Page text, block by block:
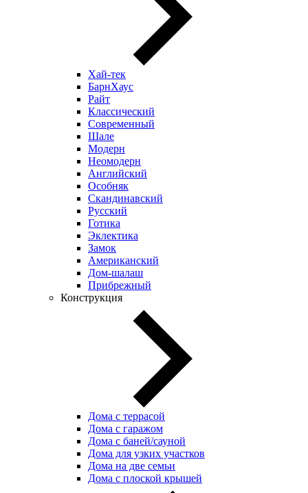
Хай-тек
БарнХаус
Райт
Классический
Современный
Шале
Модерн
Неомодерн
Английский
Особняк
Скандинавский
Русский
Готика
Эклектика
Замок
Американский
Дом-шалаш
Прибрежный
Конструкция
Дома с террасой
Дома с гаражом
Дома с баней/сауной
Дома для узких участков
Дома на две семьи
Дома с плоской крышей